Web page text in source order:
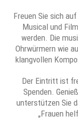
Freuen Sie sich
Musical und
werden. Die
Ohrwürmern wie
klangvollen
Der Eintritt ist
Spenden.
unterstützen Sie
„Frauen